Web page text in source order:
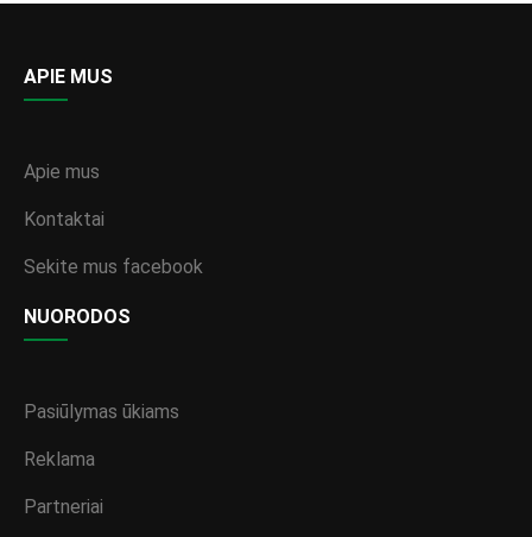
APIE MUS
Apie mus
Kontaktai
Sekite mus facebook
NUORODOS
Pasiūlymas ūkiams
Reklama
Partneriai